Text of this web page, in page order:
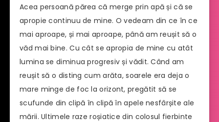
Acea persoană părea că merge prin apă și că se
apropie continuu de mine. O vedeam din ce în ce
mai aproape, și mai aproape, până am reușit să o
văd mai bine. Cu cât se apropia de mine cu atât
lumina se diminua progresiv și vădit. Când am
reușit să o disting cum arăta, soarele era deja o
mare minge de foc la orizont, pregătit să se
scufunde din clipă în clipă în apele nesfârșite ale
mării. Ultimele raze roșiatice din colosul fierbinte